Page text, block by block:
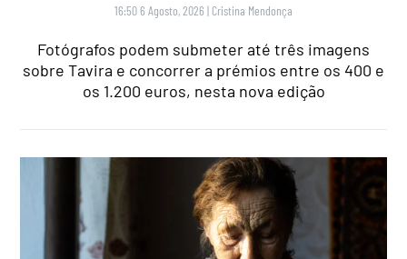
16:50 6 Agosto, 2026 | Cristina Mendonça
Fotógrafos podem submeter até três imagens
sobre Tavira e concorrer a prémios entre os 400 e
os 1.200 euros, nesta nova edição